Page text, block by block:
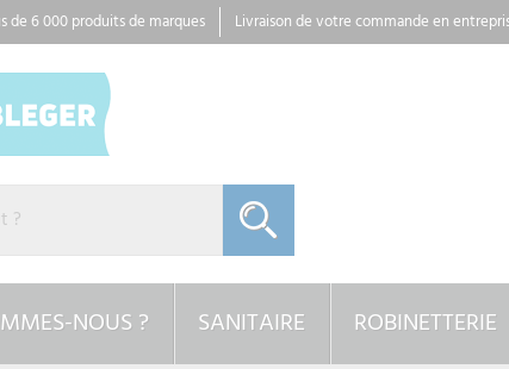
de 6 000 produits de marques Livraison de votre commande en
NOUS ? SANITAIRE ROBINETTERIE